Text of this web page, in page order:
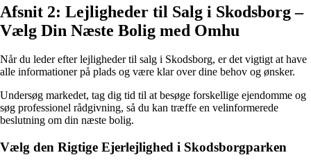
Afsnit 2: Lejligheder til Salg i Skodsborg –
Vælg Din Næste Bolig med Omhu
Når du leder efter lejligheder til salg i Skodsborg, er det vigtigt at have
alle informationer på plads og være klar over dine behov og ønsker.
Undersøg markedet, tag dig tid til at besøge forskellige ejendomme og
søg professionel rådgivning, så du kan træffe en velinformerede
beslutning om din næste bolig.
Vælg den Rigtige Ejerlejlighed i Skodsborgparken